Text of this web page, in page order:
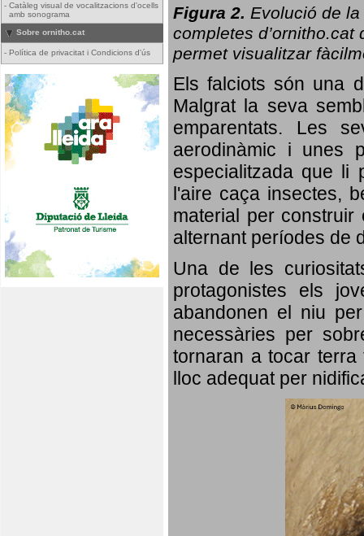
- Catàleg visual de vocalitzacions d'ocells
amb sonograma
Sobre ornitho.cat
- Política de privacitat i Condicions d'ús
Figura 2. Evolució de la
completes d’ornitho.cat
permet visualitzar
Els falciots són una
Malgrat la seva
emparentats. Les
aerodinàmic i unes
especialitzada que li
l'aire caça insectes,
material per
alternant períodes de
Una de les
protagonistes els
abandonen el niu
necessàries per
tornaran a tocar
lloc adequat per